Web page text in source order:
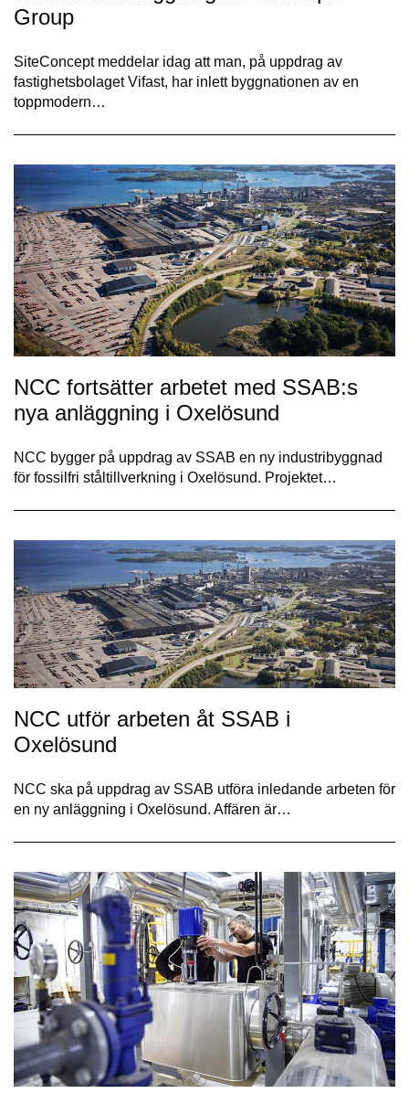
Group
SiteConcept meddelar idag att man, på uppdrag av
fastighetsbolaget Vifast, har inlett byggnationen av en
toppmodern…
NCC fortsätter arbetet med SSAB:s
nya anläggning i Oxelösund
NCC bygger på uppdrag av SSAB en ny industribyggnad
för fossilfri ståltillverkning i Oxelösund. Projektet…
NCC utför arbeten åt SSAB i
Oxelösund
NCC ska på uppdrag av SSAB utföra inledande arbeten för
en ny anläggning i Oxelösund. Affären är…